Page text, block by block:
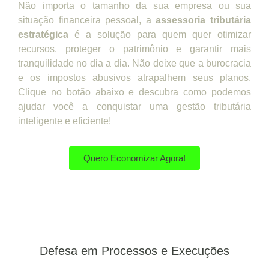
Não importa o tamanho da sua empresa ou sua
situação financeira pessoal, aassessoria tributária
estratégica é a solução para quem quer otimizar
recursos, proteger o patrimônio e garantir mais
tranquilidade no dia a dia. Não deixe que a burocracia
e os impostos abusivos atrapalhem seus planos.
Clique no botão abaixo e descubra como podemos
ajudar você a conquistar uma gestão tributária
inteligente e eficiente!
Quero Economizar Agora!
Defesa em Processos e Execuções